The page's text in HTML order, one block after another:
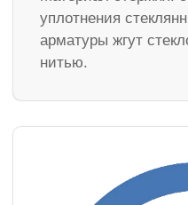
уплотнения
арматуры жгут
нитью.